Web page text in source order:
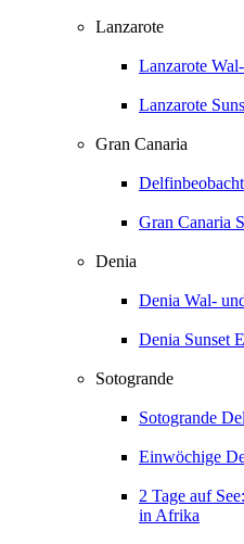
Lanzarote
Lanzarote
Lanzarote
Gran Canaria
Gran Canaria
Denia
Denia Wal-
Denia Sunset
Sotogrande
Sotogrande
Einwöchige
2 Tage auf
in Afrika